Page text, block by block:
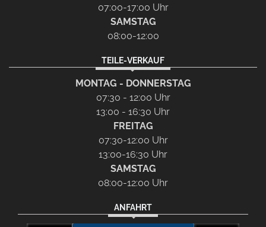
07:00-17:00 Uhr
SAMSTAG
08:00-12:00
TEILE-VERKAUF
MONTAG - DONNERSTAG
07:30 - 12:00 Uhr
13:00 - 16:30 Uhr
FREITAG
07:30-12:00 Uhr
13:00-16:30 Uhr
SAMSTAG
08:00-12:00 Uhr
ANFAHRT